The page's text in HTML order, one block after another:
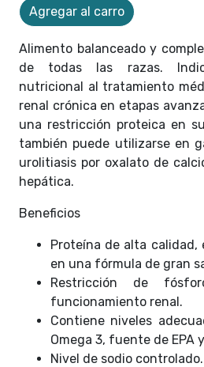
Agregar al carro
Alimento balanceado y
de todas las razas.
nutricional al tratamiento
renal crónica en etapas
una restricción proteica en
también puede utilizarse en
urolitiasis por oxalato de
hepática.
Beneficios
Proteína de alta calidad,
en una fórmula de gran
Restricción de
funcionamiento renal.
Contiene niveles
Omega 3, fuente de EPA
Nivel de sodio controlado.